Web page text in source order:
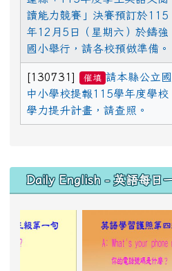
讀能力競賽」決賽預訂於115
年12月5日（星期六）於鑄強
國小舉行，請各校預做準備。
[130731] 催填 請本縣公立國
中小學校提報115學年度學校
學力提升計畫，請查照。
下中區域內容
Daily English - 英語每日